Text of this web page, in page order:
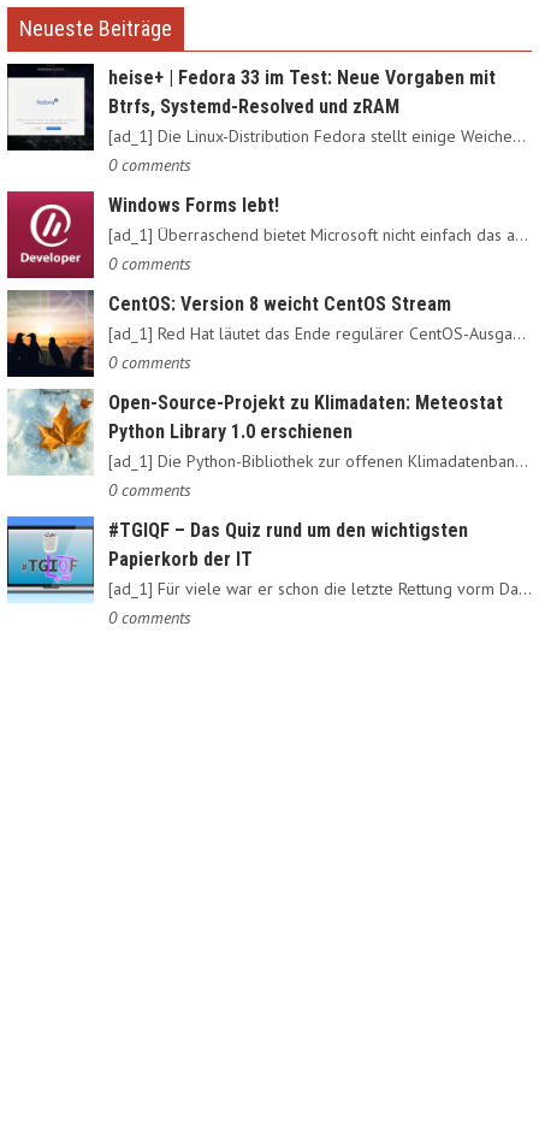
Neueste Beiträge
heise+ | Fedora 33 im Test: Neue Vorgaben mit
Btrfs, Systemd-Resolved und zRAM
[ad_1] Die Linux-Distribution Fedora stellt einige Weichen neu:…
0 comments
Windows Forms lebt!
[ad_1] Überraschend bietet Microsoft nicht einfach das alte…
0 comments
CentOS: Version 8 weicht CentOS Stream
[ad_1] Red Hat läutet das Ende regulärer CentOS-Ausgaben ein:…
0 comments
Open-Source-Projekt zu Klimadaten: Meteostat
Python Library 1.0 erschienen
[ad_1] Die Python-Bibliothek zur offenen Klimadatenbank Meteostat…
0 comments
#TGIQF – Das Quiz rund um den wichtigsten
Papierkorb der IT
[ad_1] Für viele war er schon die letzte Rettung vorm Daten-Nirvana:…
0 comments